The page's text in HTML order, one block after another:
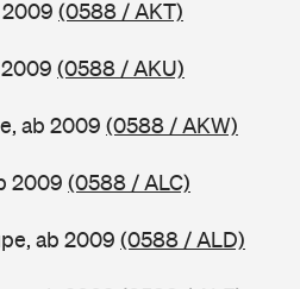
2009 (0588 / AKT)
2009 (0588 / AKU)
ab 2009 (0588 / AKW)
2009 (0588 / ALC)
ab 2009 (0588 / ALD)